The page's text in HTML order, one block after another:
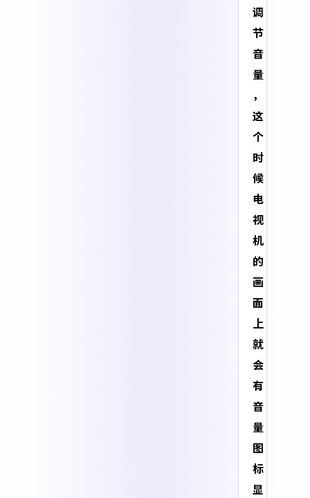
调
节
音
量
，
这
个
时
候
电
视
机
的
画
面
上
就
会
有
音
量
图
标
显